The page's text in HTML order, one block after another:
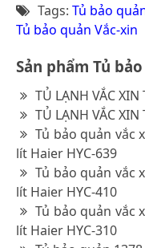
Tags: Tủ bảo
Tủ bảo quản Vắc-xin
Sản phẩm Tủ
TỦ LẠNH VẮC
TỦ LẠNH VẮC
Tủ bảo quản vắc
lít Haier HYC-639
Tủ bảo quản vắc
lít Haier HYC-410
Tủ bảo quản vắc
lít Haier HYC-310